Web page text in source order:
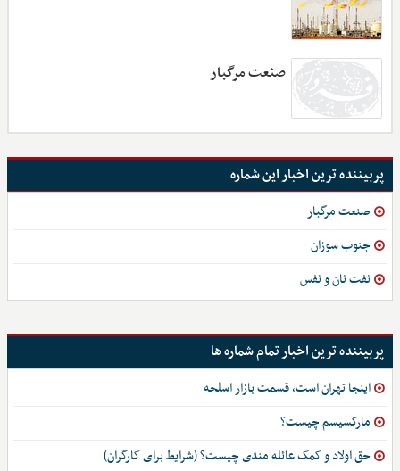
صنعت مرگبار
پربیننده ترین اخبار این شماره
صنعت مرگبار
جنوب سوزان
نفت نان و نفس
پربیننده ترین اخبار تمام شماره ها
اینجا تهران است، قسمت بازار اسلحه
مارکسیسم چیست؟
حق اولاد و کمک عائله مندی چیست؟ (شرایط برای کارگران)